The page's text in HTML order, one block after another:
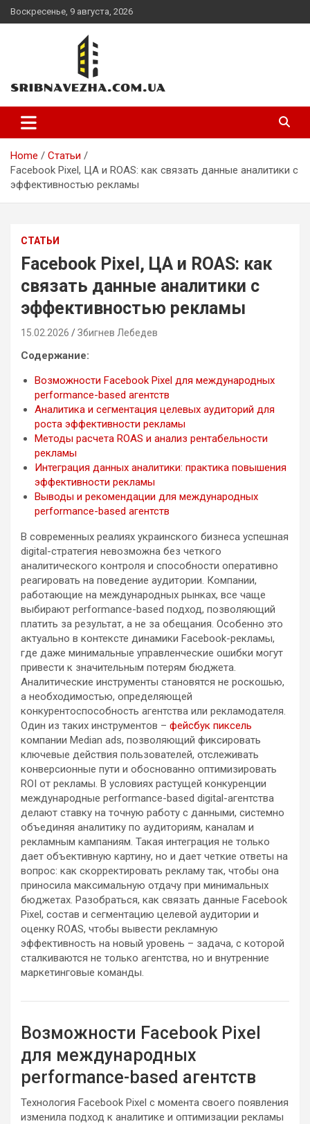
Skip
to
Воскресенье, 9 августа, 2026
sribnavezha.com.ua
Home
Статьи
Facebook Pixel, ЦА и ROAS: как связать данные аналитики с
эффективностью рекламы
СТАТЬИ
Facebook Pixel, ЦА и ROAS: как
связать данные аналитики с
эффективностью рекламы
15.02.2026 Збигнев Лебедев
Содержание:
Возможности Facebook Pixel для международных
performance-based агентств
Аналитика и сегментация целевых аудиторий для
роста эффективности рекламы
Методы расчета ROAS и анализ рентабельности
рекламы
Интеграция данных аналитики: практика повышения
эффективности рекламы
Выводы и рекомендации для международных
performance-based агентств
В современных реалиях украинского бизнеса успешная
digital-стратегия невозможна без четкого
аналитического контроля и способности оперативно
реагировать на поведение аудитории. Компании,
работающие на международных рынках, все чаще
выбирают performance-based подход, позволяющий
платить за результат, а не за обещания. Особенно это
актуально в контексте динамики Facebook-рекламы,
где даже минимальные управленческие ошибки могут
привести к значительным потерям бюджета.
Аналитические инструменты становятся не роскошью,
а необходимостью, определяющей
конкурентоспособность агентства или рекламодателя.
Один из таких инструментов – фейсбук пиксель
компании Median ads, позволяющий фиксировать
ключевые действия пользователей, отслеживать
конверсионные пути и обоснованно оптимизировать
ROI от рекламы. В условиях растущей конкуренции
международные performance-based digital-агентства
делают ставку на точную работу с данными, системно
объединяя аналитику по аудиториям, каналам и
рекламным кампаниям. Такая интеграция не только
дает объективную картину, но и дает четкие ответы на
вопрос: как скорректировать рекламу так, чтобы она
приносила максимальную отдачу при минимальных
бюджетах. Разобраться, как связать данные Facebook
Pixel, состав и сегментацию целевой аудитории и
оценку ROAS, чтобы вывести рекламную
эффективность на новый уровень – задача, с которой
сталкиваются не только агентства, но и внутренние
маркетинговые команды.
Возможности Facebook Pixel
для международных
performance-based агентств
Технология Facebook Pixel с момента своего появления
изменила подход к аналитике и оптимизации рекламы